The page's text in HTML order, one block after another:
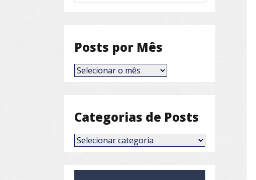
Posts por Mês
Posts
por
Categorias de Posts
Categorias
de